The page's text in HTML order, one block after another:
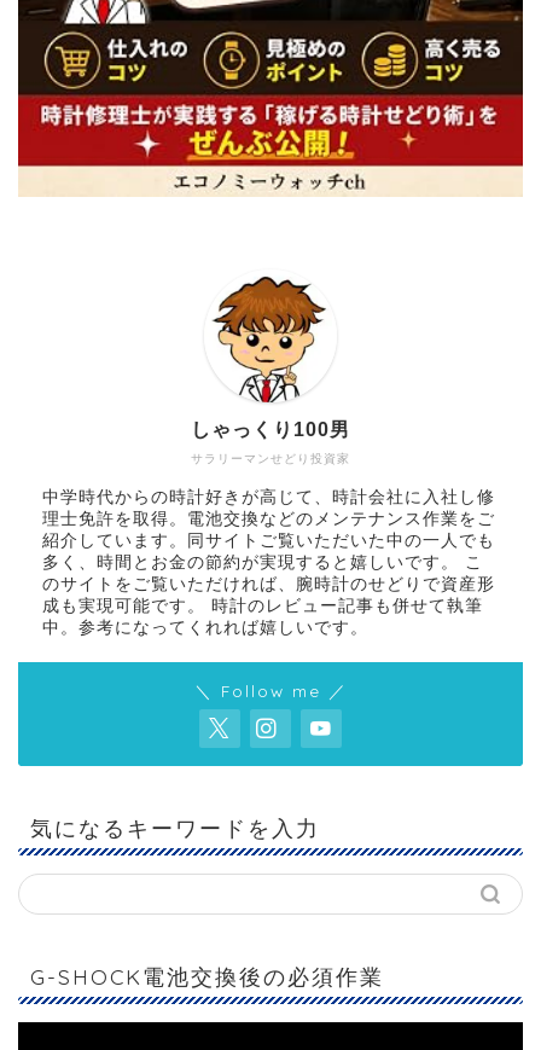
サラリーマンせどり投資家
しゃっくり100男
中学時代からの時計好きが高じて、時計会社に入社し修
理士免許を取得。電池交換などのメンテナンス作業をご
紹介しています。同サイトご覧いただいた中の一人でも
多く、時間とお金の節約が実現すると嬉しいです。 こ
のサイトをご覧いただければ、腕時計のせどりで資産形
成も実現可能です。 時計のレビュー記事も併せて執筆
中。参考になってくれれば嬉しいです。
＼ Follow me ／
気になるキーワードを入力
G-SHOCK電池交換後の必須作業